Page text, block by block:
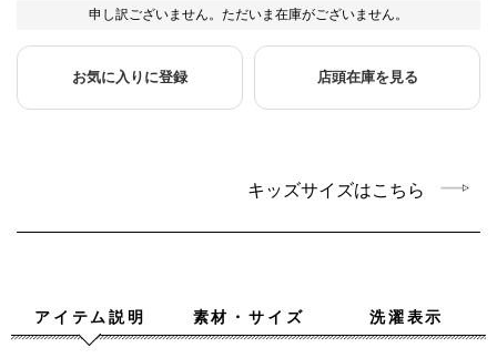
申し訳ございません。ただいま在庫がございません。
お気に入りに登録 店頭在庫を見る
キッズサイズはこちら
アイテム説明 素材・サイズ 洗濯表示